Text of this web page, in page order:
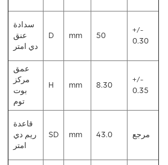
سدادة
عنق
دي امتر
D mm 50
+/-
0.30
عمق
مركز
بوت
توم
H mm 8.30
+/-
0.35
قاعدة
ريم دي
امتر
SD mm 43.0 مرجع